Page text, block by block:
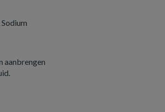
aanbrengen